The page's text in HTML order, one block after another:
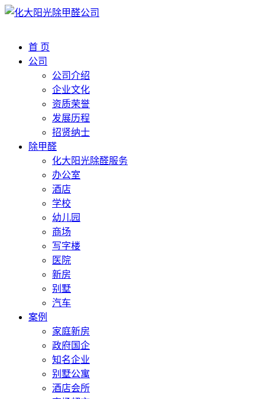
首 页
公司
公司介绍
企业文化
资质荣誉
发展历程
招贤纳士
除甲醛
化大阳光除醛服务
办公室
酒店
学校
幼儿园
商场
写字楼
医院
新房
别墅
汽车
案例
家庭新房
政府国企
知名企业
别墅公寓
酒店会所